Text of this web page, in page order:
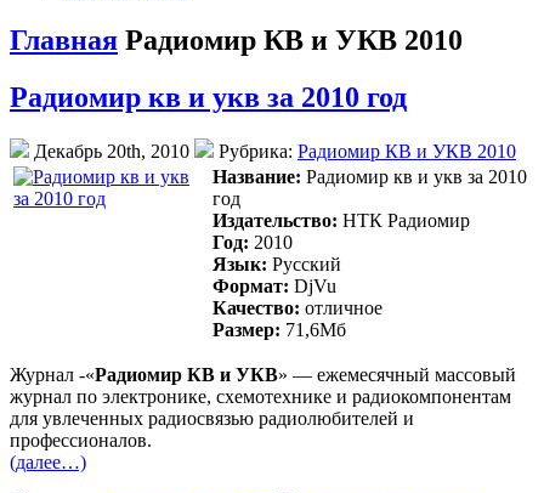
Главная Радиомир КВ и УКВ 2010
Радиомир кв и укв за 2010 год
Декабрь 20th, 2010 Рубрика: Радиомир КВ и УКВ 2010
Название: Радиомир кв и укв за 2010
год
Издательство: НТК Радиомир
Год: 2010
Язык: Русский
Формат: DjVu
Качество: отличное
Размер: 71,6Mб
Журнал -«Радиомир КВ и УКВ» — ежемесячный массовый
журнал по электронике, схемотехнике и радиокомпонентам
для увлеченных радиосвязью радиолюбителей и
профессионалов.
(далее…)